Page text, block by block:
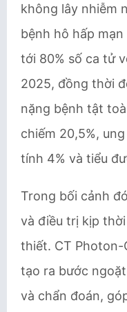
không lây nhiễm
bệnh hô hấp
tới 80% số ca tử
2025, đồng thời
nặng bệnh tật
chiếm 20,5%,
tính 4% và tiểu
Trong bối cảnh
và điều trị kịp
thiết. CT
tạo ra bước
và chẩn đoán,